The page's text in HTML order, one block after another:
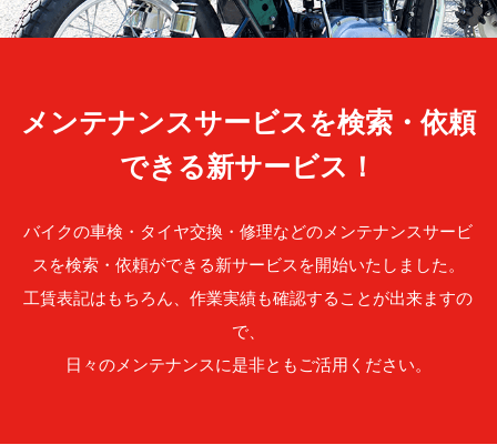
メンテナンスサービスを検索・依頼
できる新サービス！
バイクの車検・タイヤ交換・修理などのメンテナンスサービ
スを検索・依頼ができる新サービスを開始いたしました。
工賃表記はもちろん、作業実績も確認することが出来ますの
で、
日々のメンテナンスに是非ともご活用ください。